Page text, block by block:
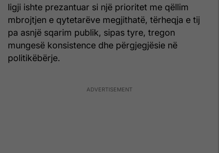
ligji ishte prezantuar si një prioritet me qëllim
mbrojtjen e qytetarëve megjithatë, tërheqja e tij
pa asnjë sqarim publik, sipas tyre, tregon
mungesë konsistence dhe përgjegjësie në
politikëbërje.